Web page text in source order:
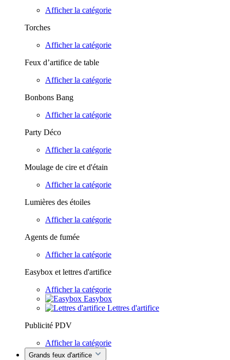
Afficher la catégorie
Torches
Afficher la catégorie
Feux d’artifice de table
Afficher la catégorie
Bonbons Bang
Afficher la catégorie
Party Déco
Afficher la catégorie
Moulage de cire et d'étain
Afficher la catégorie
Lumières des étoiles
Afficher la catégorie
Agents de fumée
Afficher la catégorie
Easybox et lettres d'artifice
Afficher la catégorie
Easybox
Lettres d'artifice
Publicité PDV
Afficher la catégorie
Grands feux d'artifice